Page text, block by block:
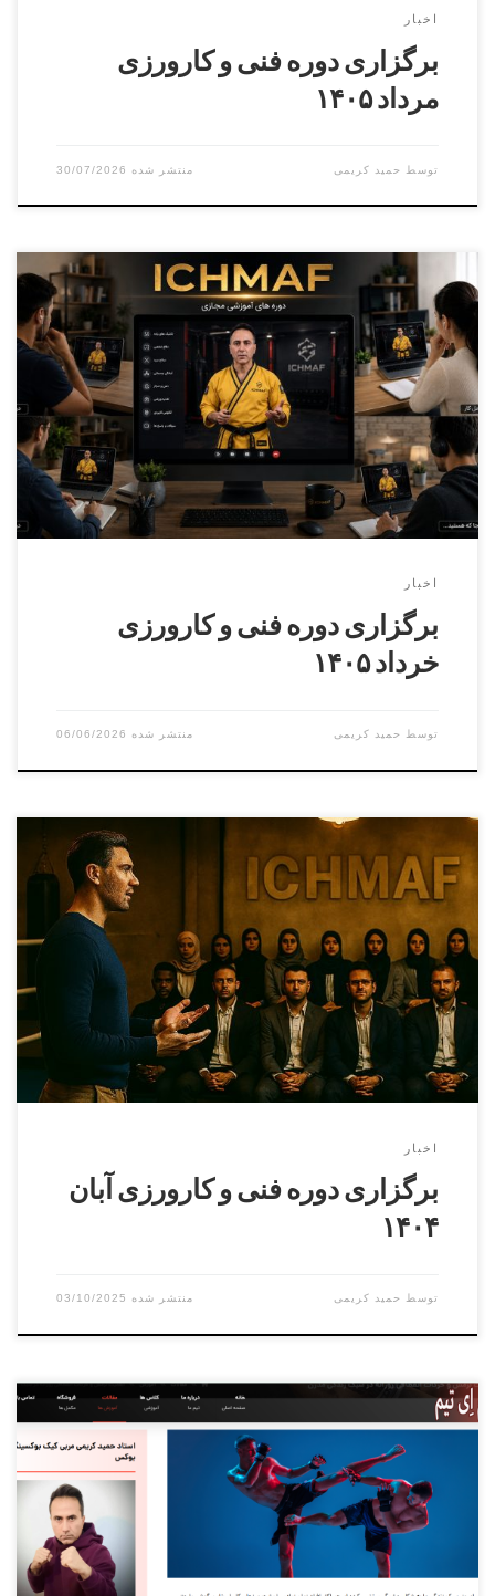
اخبار
برگزاری دوره فنی و کارورزی
مرداد ۱۴۰۵
توسط حمید کریمی 30/07/2026
دوره کارورزی ( مربیگری عملی ) درجه ۳ الی درجه ۱ – دوره فنی
دان۱الی دان ۶(مجازی) بخش آقایان مدرس : سامان ماله میر-
علی اصغر علویمسئول برگزاری : پرویز بایرامی – حسن پیرانی
بخش بانوان مدرس : آزیتا موسویمسئول برگزاری : مائده حسینی
هوشیار ثبت نام فقط از طریق پنل کاربری فدراسیون […]
اخبار
برگزاری دوره فنی و کارورزی
خرداد ۱۴۰۵
توسط حمید کریمی 06/06/2026
دوره کارورزی ( مربیگری عملی ) درجه ۳ الی درجه ۱
بخش آقایانمدرس : سامان ماله میرمسئول برگزاری : پرویز
بایرامی بخش بانوانمدرس : آزیتا موسویمسئول برگزاری : مائده
حسینی هوشیار دوره فنی دان۱الی دان ۵ بخش آقایانمدرس : علی
اصغر علویمسئول برگزاری : سامان ماله میر بخش بانوانمدرس :
آزیتا موسویمسئول برگزاری : مائده […]
اخبار
برگزاری دوره فنی و کارورزی آبان
۱۴۰۴
توسط حمید کریمی 03/10/2025
زندگی امروز ما پر از تکنولوژی و کار پشت میز است. ساعت‌ها
نشستن پشت کامپیوتر، گوشی یا خودرو باعث درد کمر، زانو و
دست‌ها می‌شود. نرمش و حرکات انعطافی روزانه، راهی ساده و
مؤثر برای مقابله با این مشکلات است. ? چرا نرمش روزانه
اهمیت دارد؟